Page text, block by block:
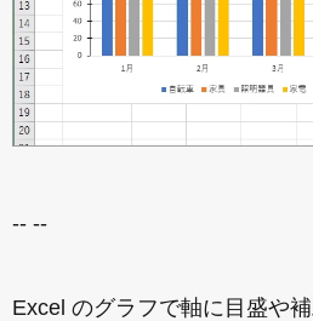
-- --
Excel のグラフで軸に目盛や